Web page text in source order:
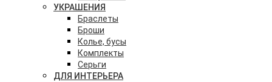
УКРАШЕНИЯ
Браслеты
Броши
Колье, бусы
Комплекты
Серьги
ДЛЯ ИНТЕРЬЕРА